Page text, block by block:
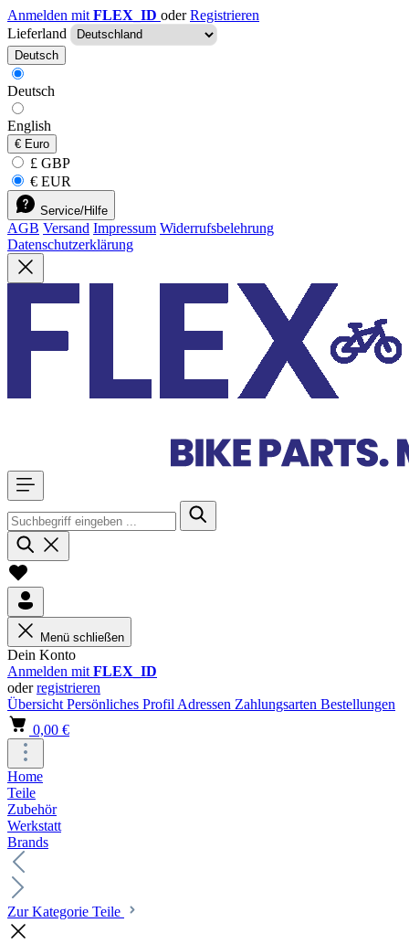
Anmelden mit FLEX_ID oder Registrieren
Lieferland
Deutsch
Deutsch
English
€ Euro
£ GBP
€ EUR
Service/Hilfe
AGB Versand Impressum Widerrufsbelehrung
Datenschutzerklärung
Menü schließen
Dein Konto
Anmelden mit FLEX_ID
oderregistrieren
Übersicht Persönliches Profil Adressen Zahlungsarten Bestellungen
0,00 €
Home
Teile
Zubehör
Werkstatt
Brands
Zur Kategorie Teile